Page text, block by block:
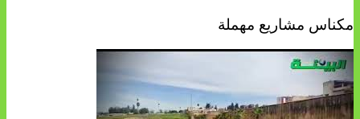
مكناس مشاريع مهملة